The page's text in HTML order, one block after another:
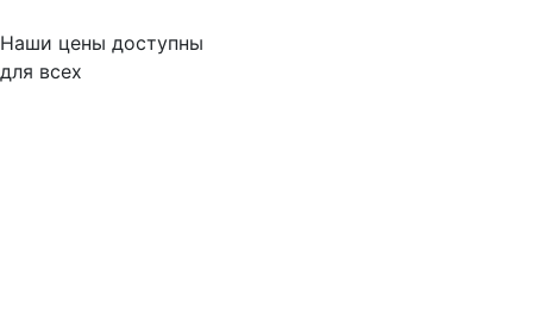
Наши цены доступны
для всех